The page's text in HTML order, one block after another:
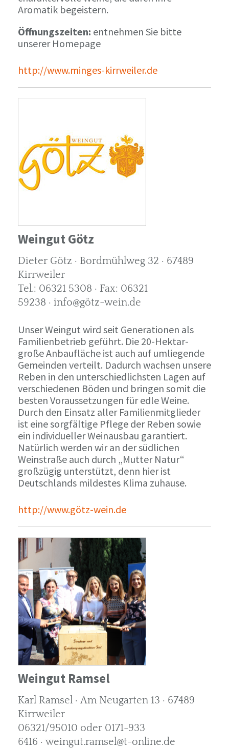
Aromatik begeistern.
Öffnungszeiten: entnehmen Sie bitte
unserer Homepage
http://www.minges-kirrweiler.de
Weingut Götz
Dieter Götz · Bordmühlweg 32 · 67489
Kirrweiler
Tel.: 06321 5308 · Fax: 06321
59238 · info@götz-wein.de
Unser Weingut wird seit Generationen als
Familienbetrieb geführt. Die 20-Hektar-
große Anbaufläche ist auch auf umliegende
Gemeinden verteilt. Dadurch wachsen unsere
Reben in den unterschiedlichsten Lagen auf
verschiedenen Böden und bringen somit die
besten Voraussetzungen für edle Weine.
Durch den Einsatz aller Familienmitglieder
ist eine sorgfältige Pflege der Reben sowie
ein individueller Weinausbau garantiert.
Natürlich werden wir an der südlichen
Weinstraße auch durch „Mutter Natur“
großzügig unterstützt, denn hier ist
Deutschlands mildestes Klima zuhause.
http://www.götz-wein.de
Weingut Ramsel
Karl Ramsel · Am Neugarten 13 · 67489
Kirrweiler
06321/95010 oder 0171-933
6416 · weingut.ramsel@t-online.de